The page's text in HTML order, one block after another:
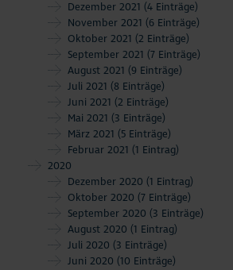
Dezember 2021 (4 Einträge)
November 2021 (6 Einträge)
Oktober 2021 (2 Einträge)
September 2021 (7 Einträge)
August 2021 (9 Einträge)
Juli 2021 (8 Einträge)
Juni 2021 (2 Einträge)
Mai 2021 (3 Einträge)
März 2021 (5 Einträge)
Februar 2021 (1 Eintrag)
2020
Dezember 2020 (1 Eintrag)
Oktober 2020 (7 Einträge)
September 2020 (3 Einträge)
August 2020 (1 Eintrag)
Juli 2020 (3 Einträge)
Juni 2020 (10 Einträge)